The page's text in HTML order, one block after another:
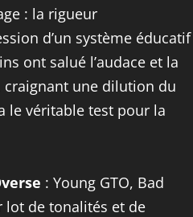
: la rigueur
d’un système éducatif
ont salué l’audace et la
craignant une dilution du
le véritable test pour la
: Young GTO, Bad
lot de tonalités et de